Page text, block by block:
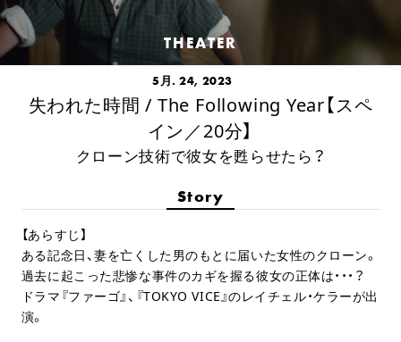
THEATER
5月. 24, 2023
失われた時間 / The Following Year【スペ
イン／20分】
クローン技術で彼女を甦らせたら？
Story
【あらすじ】
ある記念日、妻を亡くした男のもとに届いた女性のクローン。
過去に起こった悲惨な事件のカギを握る彼女の正体は・・・？
ドラマ『ファーゴ』、『TOKYO VICE』のレイチェル・ケラーが出
演。